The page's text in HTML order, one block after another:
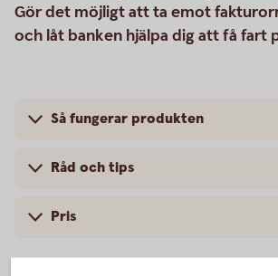
Gör det möjligt att ta emot
och låt banken hjälpa dig att få fart
Så fungerar produkten
Råd och tips
Pris